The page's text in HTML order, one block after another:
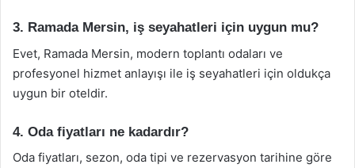
3. Ramada Mersin, iş seyahatleri için uygun mu?
Evet, Ramada Mersin, modern toplantı odaları ve
profesyonel hizmet anlayışı ile iş seyahatleri için oldukça
uygun bir oteldir.
4. Oda fiyatları ne kadardır?
Oda fiyatları, sezon, oda tipi ve rezervasyon tarihine göre